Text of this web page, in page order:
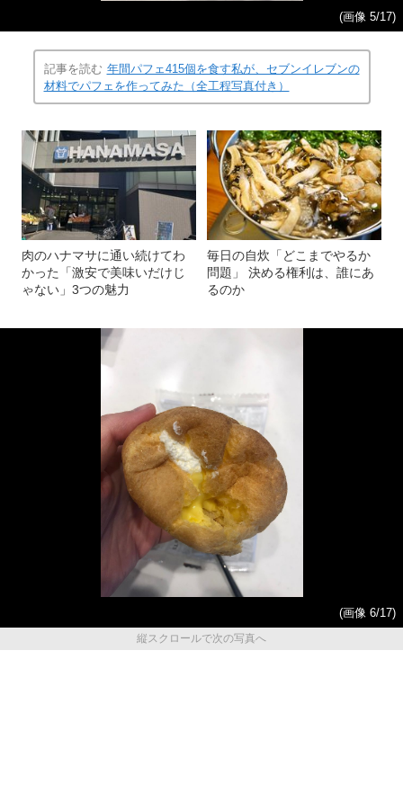
(画像 5/17)
記事を読む 年間パフェ415個を食す私が、セブンイレブンの
材料でパフェを作ってみた（全工程写真付き）
肉のハナマサに通い続けてわ
かった「激安で美味いだけじ
ゃない」3つの魅力
毎日の自炊「どこまでやるか
問題」 決める権利は、誰にあ
るのか
(画像 6/17)
縦スクロールで次の写真へ